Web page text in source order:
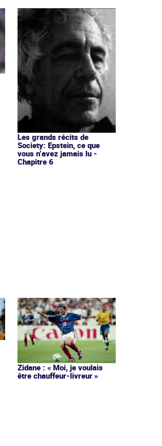
Les grands récits de
Society: Epstein, ce que
vous n’avez jamais lu -
Chapitre 6
Zidane : « Moi, je voulais
être chauffeur-livreur »